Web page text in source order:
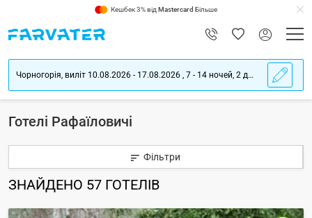
Кешбек 3% від Mastercard Більше
Чорногорія, виліт 10.08.2026 - 17.08.2026 , 7 - 14 ночей, 2 дорослих
Готелі Рафаїловичі
Фільтри
ЗНАЙДЕНО 57 ГОТЕЛІВ